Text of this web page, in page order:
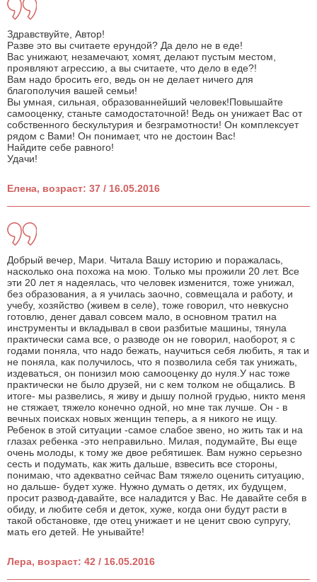
Здравствуйте, Автор!
Разве это вы считаете ерундой? Да дело не в еде!
Вас унижают, незамечают, хомят, делают пустым местом,
проявляют агрессию, а вы считаете, что дело в еде?!
Вам надо бросить его, ведь он не делает ничего для
благополучия вашей семьи!
Вы умная, сильная, образованнейший человек!Повышайте
самооценку, станьте самодостаточной! Ведь он унижает Вас от
собственного бескультурия и безграмотности! Он комплексует
рядом с Вами! Он понимает, что не достоин Вас!
Найдите себе равного!
Удачи!
Елена, возраст: 37 / 16.05.2016
Добрый вечер, Мари. Читала Вашу историю и поражалась,
насколько она похожа на мою. Только мы прожили 20 лет. Все
эти 20 лет я надеялась, что человек изменится, тоже унижал,
без образования, а я училась заочно, совмещала и работу, и
учебу, хозяйство (живем в селе), тоже говорил, что невкусно
готовлю, денег давал совсем мало, в основном тратил на
инструменты и вкладывал в свои разбитые машины, тянула
практически сама все, о разводе он не говорил, наоборот, я с
годами поняла, что надо бежать, научиться себя любить, я так и
не поняла, как получилось, что я позволила себя так унижать,
издеваться, он понизил мою самооценку до нуля.У нас тоже
практически не было друзей, ни с кем толком не общались. В
итоге- мы развелись, я живу и дышу полной грудью, никто меня
не стяжает, тяжело конечно одной, но мне так лучше. Он - в
вечных поисках новых женщин теперь, а я никого не ищу.
Ребенок в этой ситуации -самое слабое звено, но жить так и на
глазах ребенка -это неправильно. Милая, подумайте, Вы еще
очень молоды, к тому же двое ребятишек. Вам нужно серьезно
сесть и подумать, как жить дальше, взвесить все стороны,
понимаю, что адекватно сейчас Вам тяжело оценить ситуацию,
но дальше- будет хуже. Нужно думать о детях, их будущем,
просит развод-давайте, все наладится у Вас. Не давайте себя в
обиду, и любите себя и деток, хуже, когда они будут расти в
такой обстановке, где отец унижает и не ценит свою супругу,
мать его детей. Не унывайте!
Лера, возраст: 42 / 16.05.2016